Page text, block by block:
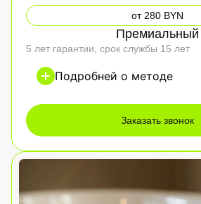
от 280 BYN
Премиальный
5 лет гарантии, срок службы 15 лет
Подробней о методе
Заказать звонок